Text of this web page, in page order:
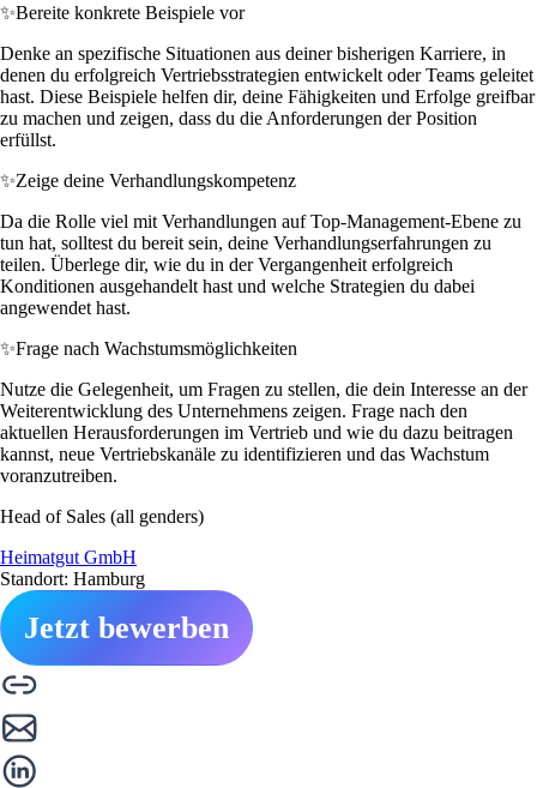
✨Bereite konkrete Beispiele vor
Denke an spezifische Situationen aus deiner bisherigen Karriere, in
denen du erfolgreich Vertriebsstrategien entwickelt oder Teams geleitet
hast. Diese Beispiele helfen dir, deine Fähigkeiten und Erfolge greifbar
zu machen und zeigen, dass du die Anforderungen der Position
erfüllst.
✨Zeige deine Verhandlungskompetenz
Da die Rolle viel mit Verhandlungen auf Top-Management-Ebene zu
tun hat, solltest du bereit sein, deine Verhandlungserfahrungen zu
teilen. Überlege dir, wie du in der Vergangenheit erfolgreich
Konditionen ausgehandelt hast und welche Strategien du dabei
angewendet hast.
✨Frage nach Wachstumsmöglichkeiten
Nutze die Gelegenheit, um Fragen zu stellen, die dein Interesse an der
Weiterentwicklung des Unternehmens zeigen. Frage nach den
aktuellen Herausforderungen im Vertrieb und wie du dazu beitragen
kannst, neue Vertriebskanäle zu identifizieren und das Wachstum
voranzutreiben.
Head of Sales (all genders)
Heimatgut GmbH
Standort: Hamburg
Jetzt bewerben